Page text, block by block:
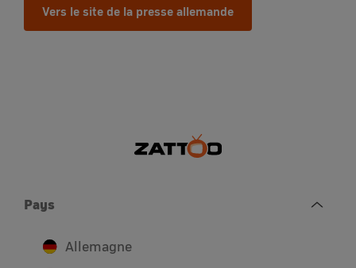
Vers le site de la presse allemande
Pays
Allemagne